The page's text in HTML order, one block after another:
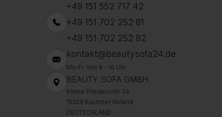
+49 151 552 717 42
+49 151 702 252 81
+49 151 702 252 82
kontakt@beautysofa24.de
Mo-Fr. Von 8 - 16 Uhr
BEAUTY SOFA GMBH
Kleine Friedensstr. 24
15328 Küstriner Vorland
DEUTSCHLAND